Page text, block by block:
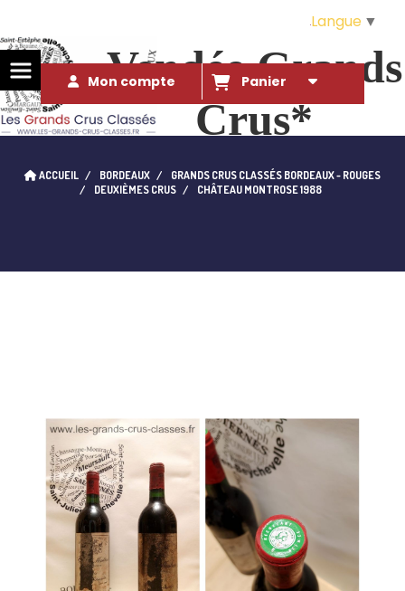
Vendée Grands
Crus*
qui l'eût cru...
Mon compte Panier
ACCUEIL BORDEAUX
GRANDS CRUS CLASSÉS BORDEAUX - ROUGES
DEUXIÈMES CRUS
CHÂTEAU MONTROSE 1988
Langue ▼